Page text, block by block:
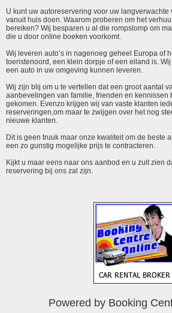
U kunt uw autoreservering voor uw
vanuit huis doen. Waarom proberen om het
bereiken? Wij besparen u al die rompslomp om
die u door online boeken voorkomt.
Wij leveren auto’s in nagenoeg geheel Europa of
toeristenoord, een klein dorpje of een eiland is.
een auto in uw omgeving kunnen leveren.
Wij zijn blij om u te vertellen dat een groot aantal
aanbevelingen van familie, frienden en kennissen
gekomen. Evenzo krijgen wij van vaste klanten
reserveringen,om maar te zwijgen over het nog
nieuwe klanten.
Dit is geen truuk maar onze kwaliteit om de beste
een zo gunstig mogelijke prijs te contracteren.
Kijkt u maar eens naar ons aanbod en u zult zien
reservering bij ons zal zijn.
Powered by Booking